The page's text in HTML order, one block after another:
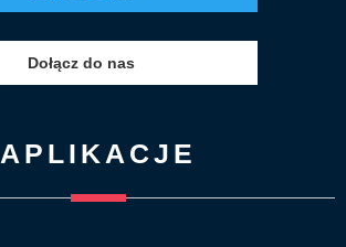
Dołącz do nas
APLIKACJE